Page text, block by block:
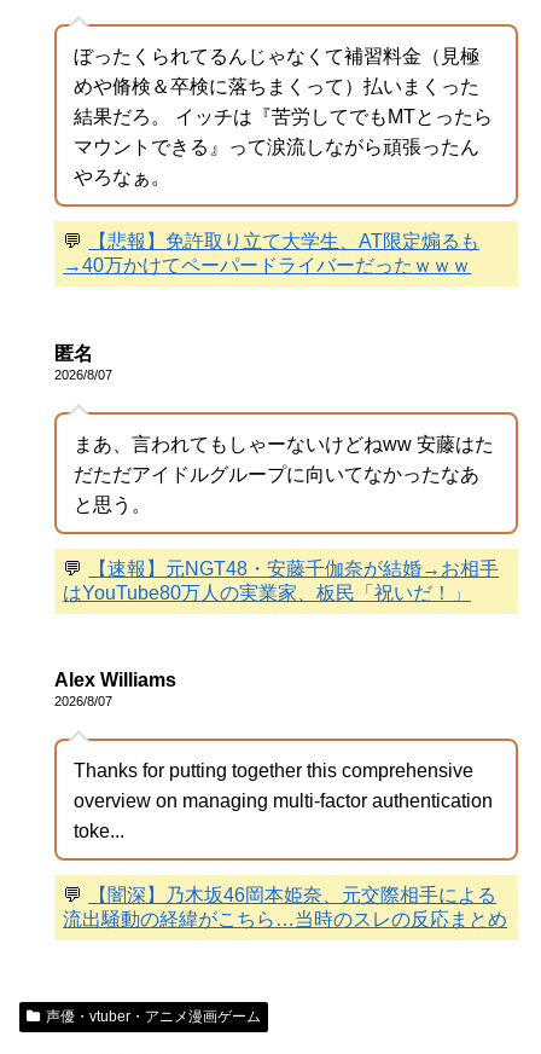
ぼったくられてるんじゃなくて補習料金（見極
めや脩検＆卒検に落ちまくって）払いまくった
結果だろ。 イッチは『苦労してでもMTとったら
マウントできる』って涙流しながら頑張ったん
やろなぁ。
💬
【悲報】免許取り立て大学生、AT限定煽るも
→40万かけてペーパードライバーだったｗｗｗ
匿名
2026/8/07
まあ、言われてもしゃーないけどねww 安藤はた
だただアイドルグループに向いてなかったなあ
と思う。
💬
【速報】元NGT48・安藤千伽奈が結婚→お相手
はYouTube80万人の実業家、板民「祝いだ！」
Alex Williams
2026/8/07
Thanks for putting together this comprehensive
overview on managing multi-factor authentication
toke...
💬
【闇深】乃木坂46岡本姫奈、元交際相手による
流出騒動の経緯がこちら…当時のスレの反応まとめ
声優・vtuber・アニメ漫画ゲーム